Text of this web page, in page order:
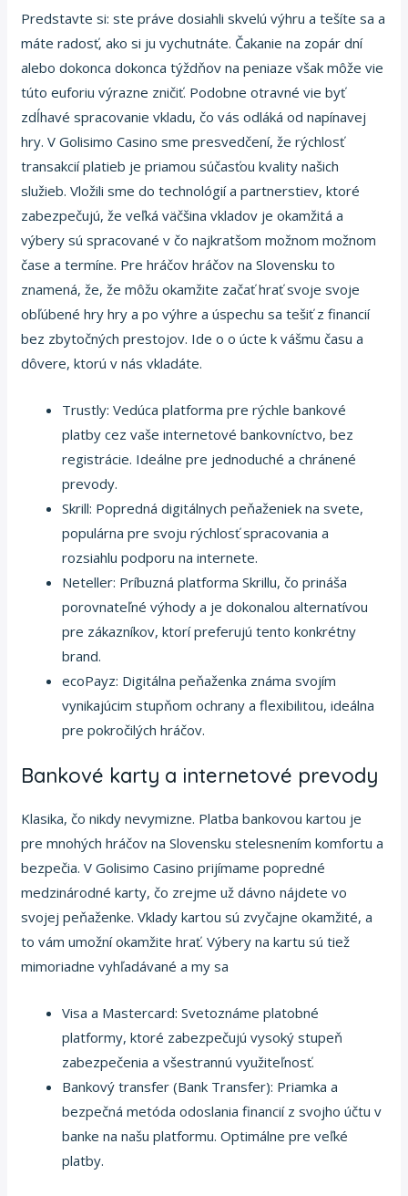
Predstavte si: ste práve dosiahli skvelú výhru a tešíte sa a
máte radosť, ako si ju vychutnáte. Čakanie na zopár dní
alebo dokonca dokonca týždňov na peniaze však môže vie
túto euforiu výrazne zničiť. Podobne otravné vie byť
zdĺhavé spracovanie vkladu, čo vás odláká od napínavej
hry. V Golisimo Casino sme presvedčení, že rýchlosť
transakcií platieb je priamou súčasťou kvality našich
služieb. Vložili sme do technológií a partnerstiev, ktoré
zabezpečujú, že veľká väčšina vkladov je okamžitá a
výbery sú spracované v čo najkratšom možnom možnom
čase a termíne. Pre hráčov hráčov na Slovensku to
znamená, že, že môžu okamžite začať hrať svoje svoje
obľúbené hry hry a po výhre a úspechu sa tešiť z financií
bez zbytočných prestojov. Ide o o úcte k vášmu času a
dôvere, ktorú v nás vkladáte.
Trustly: Vedúca platforma pre rýchle bankové
platby cez vaše internetové bankovníctvo, bez
registrácie. Ideálne pre jednoduché a chránené
prevody.
Skrill: Popredná digitálnych peňaženiek na svete,
populárna pre svoju rýchlosť spracovania a
rozsiahlu podporu na internete.
Neteller: Príbuzná platforma Skrillu, čo prináša
porovnateľné výhody a je dokonalou alternatívou
pre zákazníkov, ktorí preferujú tento konkrétny
brand.
ecoPayz: Digitálna peňaženka známa svojím
vynikajúcim stupňom ochrany a flexibilitou, ideálna
pre pokročilých hráčov.
Bankové karty a internetové prevody
Klasika, čo nikdy nevymizne. Platba bankovou kartou je
pre mnohých hráčov na Slovensku stelesnením komfortu a
bezpečia. V Golisimo Casino prijímame popredné
medzinárodné karty, čo zrejme už dávno nájdete vo
svojej peňaženke. Vklady kartou sú zvyčajne okamžité, a
to vám umožní okamžite hrať. Výbery na kartu sú tiež
mimoriadne vyhľadávané a my sa
Visa a Mastercard: Svetoznáme platobné
platformy, ktoré zabezpečujú vysoký stupeň
zabezpečenia a všestrannú využiteľnosť.
Bankový transfer (Bank Transfer): Priamka a
bezpečná metóda odoslania financií z svojho účtu v
banke na našu platformu. Optimálne pre veľké
platby.